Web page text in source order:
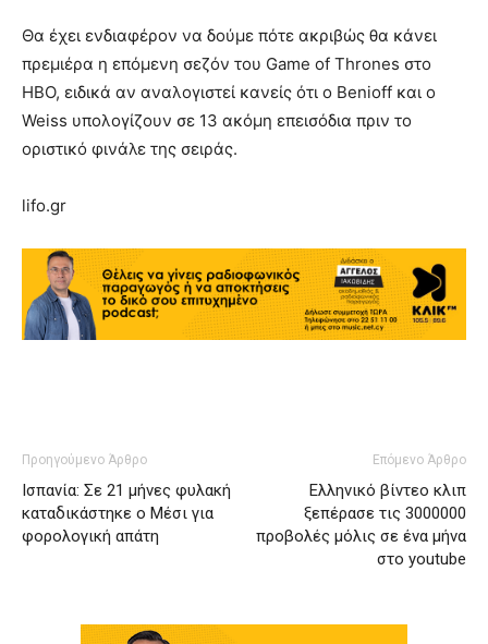
Θα έχει ενδιαφέρον να δούμε πότε ακριβώς θα κάνει
πρεμιέρα η επόμενη σεζόν του Game of Thrones στο
HBO, ειδικά αν αναλογιστεί κανείς ότι ο Benioff και ο
Weiss υπολογίζουν σε 13 ακόμη επεισόδια πριν το
οριστικό φινάλε της σειράς.
lifo.gr
Προηγούμενο Άρθρο
Iσπανία: Σε 21 μήνες φυλακή
καταδικάστηκε ο Μέσι για
φορολογική απάτη
Επόμενο Άρθρο
Ελληνικό βίντεο κλιπ
ξεπέρασε τις 3000000
προβολές μόλις σε ένα μήνα
στο youtube